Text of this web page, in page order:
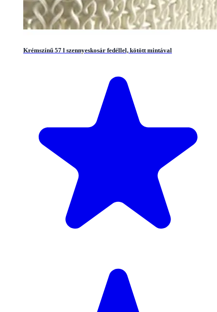
Krémszínű 57 l szennyeskosár fedéllel, kötött mintával